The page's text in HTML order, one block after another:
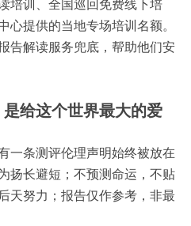
提供的当地专场培训名额。
告解读服务兜底，帮助他们安
给这个世界最大的爱
一条测评伦理声明始终被放在
扬长避短；不预测命运，不贴
天努力；报告仅作参考，非最